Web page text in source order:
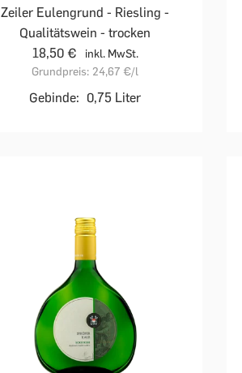
Zeiler Eulengrund - Riesling -
Qualitätswein - trocken
18,50 €
inkl. MwSt.
Grundpreis: 24,67 €/l
Gebinde: 0,75 Liter